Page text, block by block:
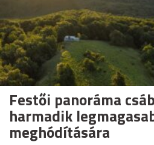
Festői panoráma
harmadik
meghódítására